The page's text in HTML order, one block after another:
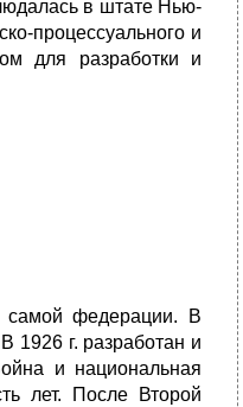
в штате Нью-
процессуального и
для разработки и
самой федерации. В
1926 г. разработан и
и национальная
лет. После Второй